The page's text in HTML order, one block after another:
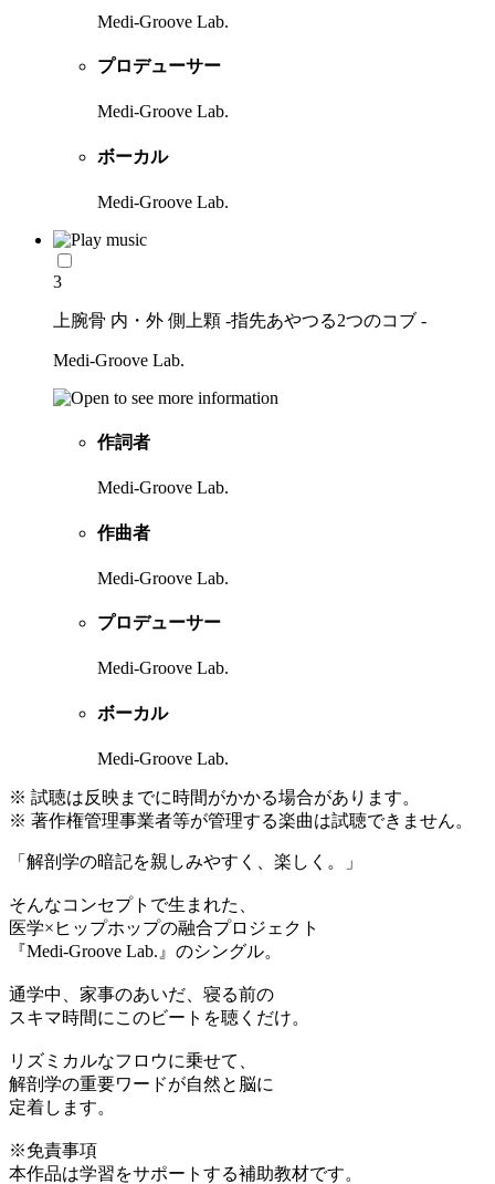
Medi-Groove Lab.
プロデューサー
Medi-Groove Lab.
ボーカル
Medi-Groove Lab.
3
上腕骨 内・外 側上顆 -指先あやつる2つのコブ -
Medi-Groove Lab.
作詞者
Medi-Groove Lab.
作曲者
Medi-Groove Lab.
プロデューサー
Medi-Groove Lab.
ボーカル
Medi-Groove Lab.
※ 試聴は反映までに時間がかかる場合があります。
※ 著作権管理事業者等が管理する楽曲は試聴できません。
「解剖学の暗記を親しみやすく、楽しく。」
そんなコンセプトで生まれた、
医学×ヒップホップの融合プロジェクト
『Medi-Groove Lab.』のシングル。
通学中、家事のあいだ、寝る前の
スキマ時間にこのビートを聴くだけ。
リズミカルなフロウに乗せて、
解剖学の重要ワードが自然と脳に
定着します。
※免責事項
本作品は学習をサポートする補助教材です。